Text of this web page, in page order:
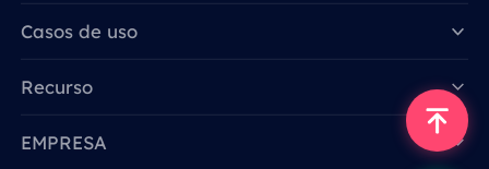
Casos de uso
Recurso
EMPRESA